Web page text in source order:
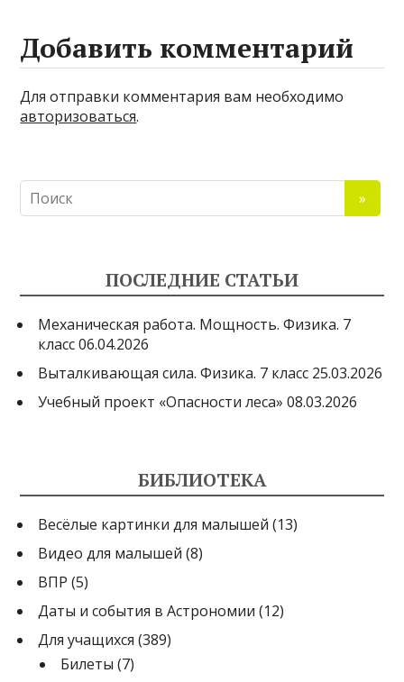
Добавить комментарий
Для отправки комментария вам необходимо
авторизоваться.
ПОСЛЕДНИЕ СТАТЬИ
Механическая работа. Мощность. Физика. 7
класс 06.04.2026
Выталкивающая сила. Физика. 7 класс 25.03.2026
Учебный проект «Опасности леса» 08.03.2026
БИБЛИОТЕКА
Весёлые картинки для малышей (13)
Видео для малышей (8)
ВПР (5)
Даты и события в Астрономии (12)
Для учащихся (389)
Билеты (7)